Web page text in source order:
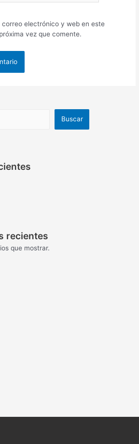
correo electrónico y web en este
vez que comente.
Buscar
recientes
que mostrar.